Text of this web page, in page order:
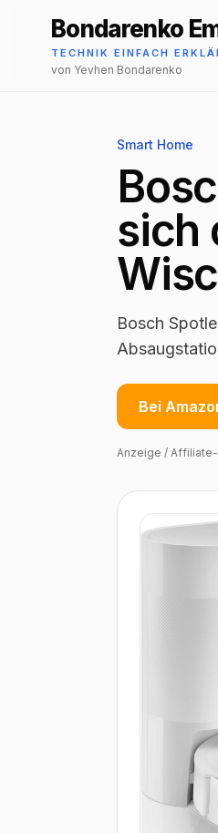
Bondarenko
TECHNIK EINFACH
von Yevhen Bondarenko
Smart Home
sich
Bosch
Bei
Anzeige /